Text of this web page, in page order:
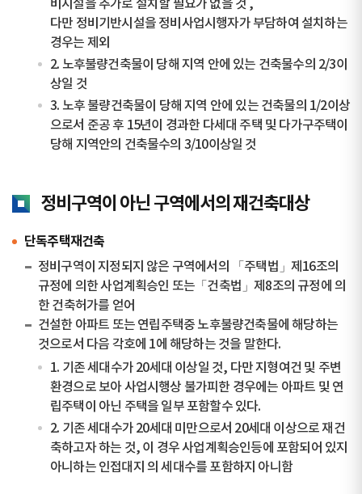
비시설을 추가로 설치할 필요가 없을 것 ,
다만 정비기반시설을 정비사업시행자가 부담하여 설치하는
경우는 제외
2. 노후불량건축물이 당해 지역 안에 있는 건축물수의 2/3이
상일 것
3. 노후 불량건축물이 당해 지역 안에 있는 건축물의 1/2이상
으로서 준공 후 15년이 경과한 다세대 주택 및 다가구주택이
당해 지역안의 건축물수의 3/10이상일 것
정비구역이 아닌 구역에서의 재건축대상
단독주택재건축
정비구역이 지정되지 않은 구역에서의 「주택법」제16조의
규정에 의한 사업계획승인 또는「건축법」제8조의 규정에 의
한 건축허가를 얻어
건설한 아파트 또는 연립주택중 노후불량건축물에 해당하는
것으로서 다음 각호에 1에 해당하는 것을 말한다.
1. 기존 세대수가 20세대 이상일 것, 다만 지형여건 및 주변
환경으로 보아 사업시행상 불가피한 경우에는 아파트 및 연
립주택이 아닌 주택을 일부 포함할수 있다.
2. 기존 세대수가 20세대 미만으로서 20세대 이상으로 재건
축하고자 하는 것, 이 경우 사업계획승인등에 포함되어 있지
아니하는 인접대지 의 세대수를 포함하지 아니함